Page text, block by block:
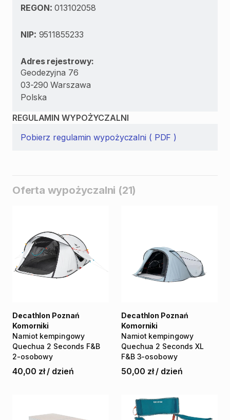
REGON:013102058
NIP: 9511855233
Adres rejestrowy:
Geodezyjna 76
03-290 Warszawa
Polska
REGULAMIN WYPOŻYCZALNI
Pobierz regulamin wypożyczalni ( PDF )
Oferta wypożyczalni (21)
Namiot kempingowy
Quechua 2 Seconds F&B
2-osobowy
Decathlon Poznań
Komorniki
40,00 zł / dzień
Namiot kempingowy
Quechua 2 Seconds XL
F&B 3-osobowy
Decathlon Poznań
Komorniki
50,00 zł / dzień